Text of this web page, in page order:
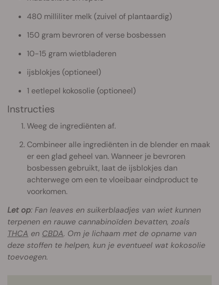
480 milliliter melk (zuivel of plantaardig)
150 gram bevroren of verse bosbessen
10-15 gram wietbladeren
ijsblokjes (optioneel)
1 eetlepel kokosolie (optioneel)
Instructies
Weeg de ingrediënten af.
Combineer alle ingrediënten in de blender en maak
er een glad geheel van. Wanneer je bevroren
bosbessen gebruikt, laat de ijsblokjes dan
achterwege om een te vloeibaar eindproduct te
voorkomen.
Let op: Fan leaves en suikerblaadjes van wiet kunnen
terpenen en rauwe cannabinoïden bevatten, zoals
THCA en CBDA. Om je lichaam met de opname van
deze stoffen te helpen, kun je eventueel wat kokosolie
toevoegen.